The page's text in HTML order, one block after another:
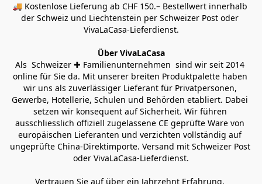
🚚 Kostenlose Lieferung ab CHF 150.– Bestellwert innerhalb
der Schweiz und Liechtenstein per Schweizer Post oder
VivaLaCasa-Lieferdienst.
Über VivaLaCasa
Als  Schweizer ✚ Familienunternehmen  sind wir seit 2014
online für Sie da. Mit unserer breiten Produktpalette haben
wir uns als zuverlässiger Lieferant für Privatpersonen,
Gewerbe, Hotellerie, Schulen und Behörden etabliert. Dabei
setzen wir konsequent auf Sicherheit. Wir führen
ausschliesslich offiziell zugelassene CE geprüfte Ware von
europäischen Lieferanten und verzichten vollständig auf
ungeprüfte China-Direktimporte. Versand mit Schweizer Post
oder VivaLaCasa-Lieferdienst.
Vertrauen Sie auf über ein Jahrzehnt Erfahrung,